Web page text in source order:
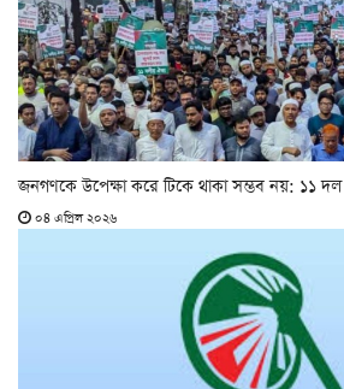
জনগণকে উপেক্ষা করে টিকে থাকা সম্ভব নয়: ১১ দল
০৪ এপ্রিল ২০২৬